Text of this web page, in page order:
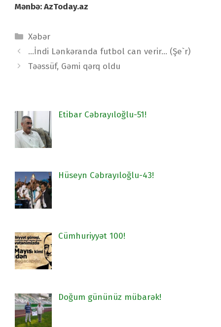
Mənbə: AzToday.az
Categories
Xəbər
Post
navigation
…İndi Lənkəranda futbol can verir… (Şe`r)
Təəssüf, Gəmi qərq oldu
Etibar Cəbrayıloğlu-51!
Hüseyn Cəbrayıloğlu-43!
Cümhuriyyət 100!
Doğum gününüz mübarək!